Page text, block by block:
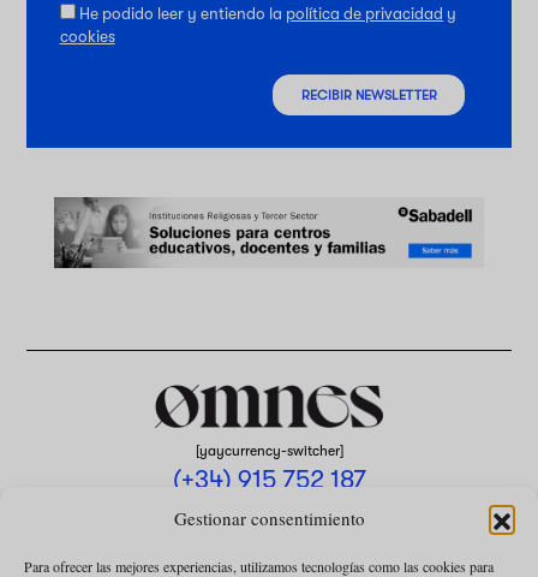
Gestionar consentimiento
Para ofrecer las mejores experiencias, utilizamos tecnologías como las cookies para
He podido leer y entiendo la política de privacidad y
cookies
RECIBIR NEWSLETTER
[yaycurrency-switcher]
(+34) 915 752 187
omnes@omnesmag.com